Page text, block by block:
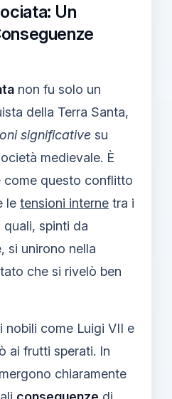
Un
non fu solo un
della Terra Santa,
significative su
medievale. È
come questo conflitto
le tensioni interne tra i
spinti da
si unirono nella
che si rivelò ben
nobili come Luigi VII e
ai frutti sperati. In
chiaramente